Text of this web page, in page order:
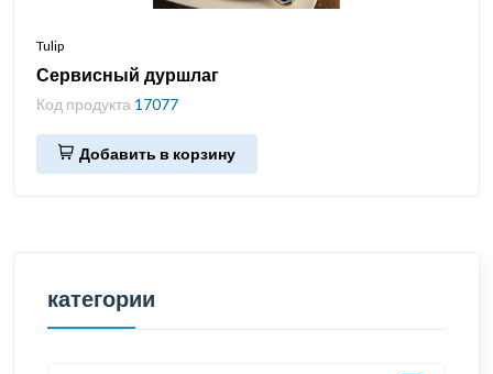
Tulip
Сервисный дуршлаг
Код продукта 17077
Добавить в корзину
категории